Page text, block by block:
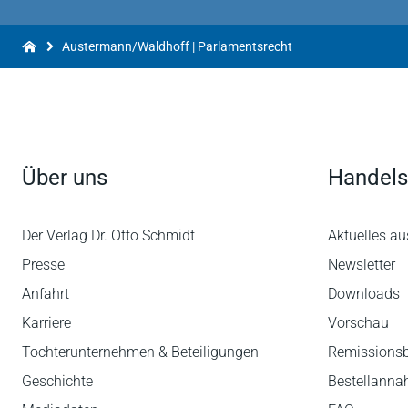
Das Werk sollte in den
(angehender) Klassiker.
Dr. Lars Brocker in: ZParl 3-2021
Ministerialrat a.D. Dr. Michael Fuchs, M.A.,
Austermann/Waldhoff | Parlamentsrecht
Über uns
Der Verlag Dr. Otto Schmidt
Presse
Anfahrt
Karriere
Tochterunternehmen & Beteiligungen
Geschichte
Aktuelles
Newsletter
Downloads
Vorschau